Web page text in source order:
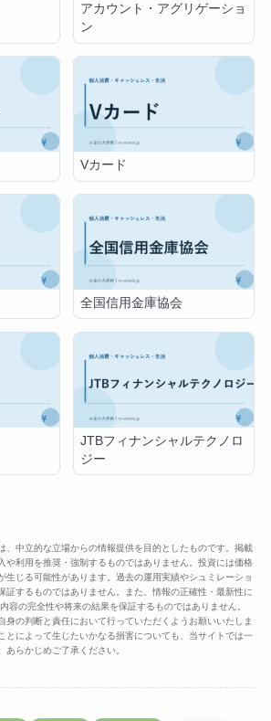
アカウント・アグリゲーショ
ン
Vカード
全国信用金庫協会
JTBフィナンシャルテクノロ
ジー
、中立的な立場からの情報提供を目的としたものです。掲載
や利用を推奨・強制するものではありません。投資には価格
生じる可能性があります。過去の運用実績やシュミレーショ
証するものではありません。また、情報の正確性・最新性に
容の完全性や将来の結果を保証するものではありません。
身の判断と責任において行っていただくようお願いいたしま
とによって生じたいかなる損害についても、当サイトでは一
らかじめご了承ください。